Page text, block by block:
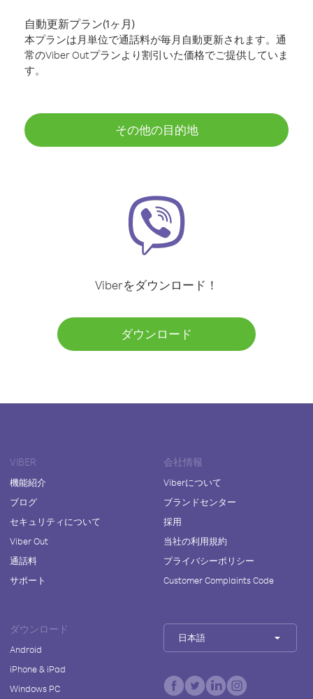
自動更新プラン(1ヶ月)
本プランは月単位で通話料が毎月自動更新されます。通
常のViber Outプランより割引いた価格でご提供していま
す。
その他の目的地
Viberをダウンロード！
ダウンロード
VIBER
機能紹介
ブログ
セキュリティについて
Viber Out
通話料
サポート
会社情報
Viberについて
ブランドセンター
採用
当社の利用規約
プライバシーポリシー
Customer Complaints Code
ダウンロード
Android
iPhone & iPad
Windows PC
日本語